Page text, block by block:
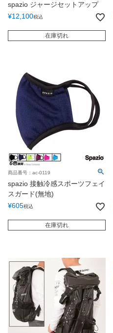
spazio ジャージセットアップ
¥12,100税込
在庫切れ
商品番号：ac-0119
spazio 接触冷感スポーツフェイ
スガード(無地)
¥605税込
在庫切れ